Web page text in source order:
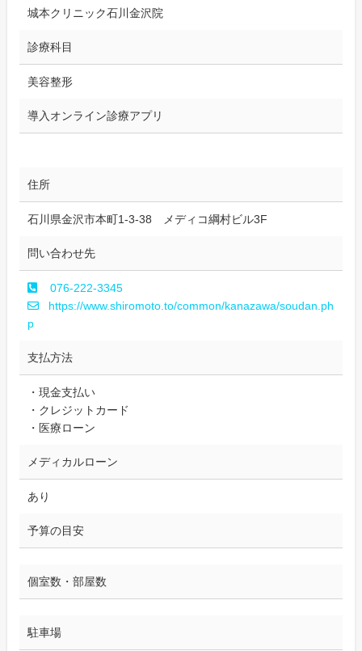
城本クリニック石川金沢院
診療科目
美容整形
導入オンライン診療アプリ
住所
石川県金沢市本町1-3-38 メディコ綱村ビル3F
問い合わせ先
076-222-3345
https://www.shiromoto.to/common/kanazawa/soudan.ph
p
支払方法
・現金支払い
・クレジットカード
・医療ローン
メディカルローン
あり
予算の目安
個室数・部屋数
駐車場